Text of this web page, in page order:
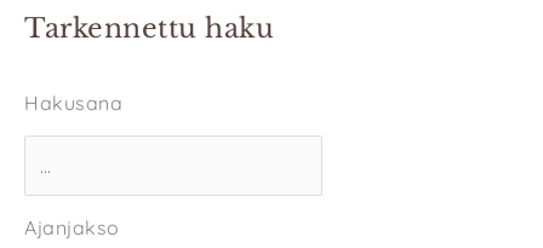
Tarkennettu haku
Hakusana
Ajanjakso